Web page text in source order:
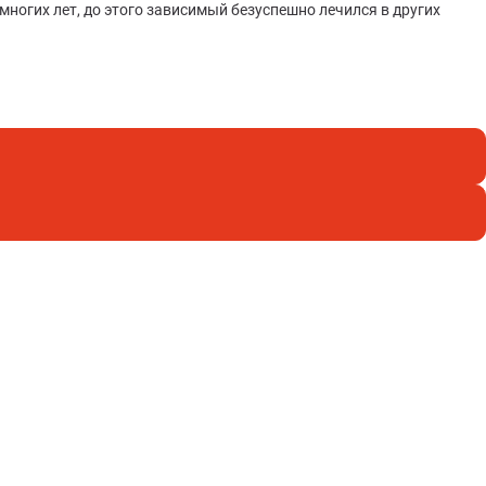
лет, до этого зависимый безуспешно лечился в других